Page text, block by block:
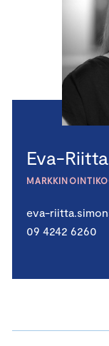
Eva-
eva-
09 4242 6260